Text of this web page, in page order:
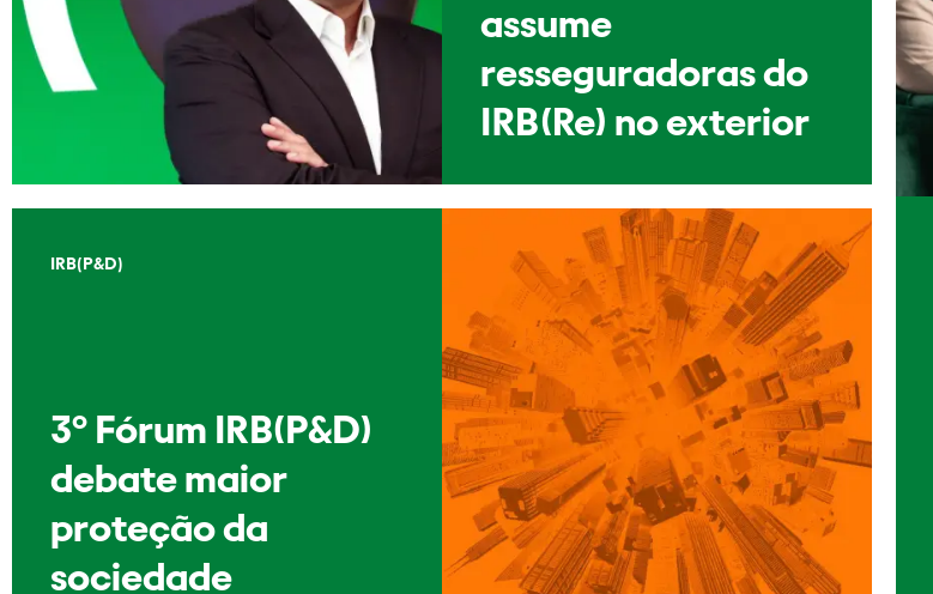
assume
resseguradoras do
IRB(Re) no exterior
IRB(P&D)
3º Fórum IRB(P&D)
debate maior
proteção da
sociedade